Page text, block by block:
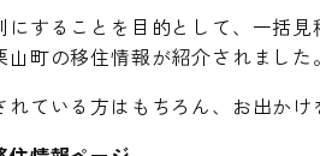
にすることを目的として、一括
山町の移住情報が紹介されました。
れている方はもちろん、お出か